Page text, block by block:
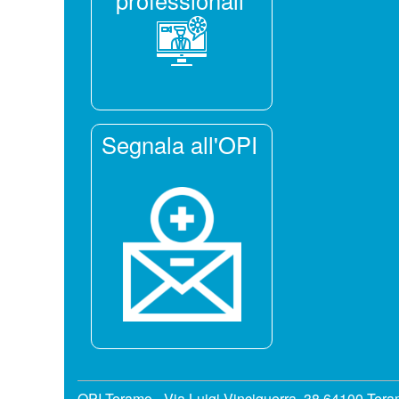
Segnala all'OPI